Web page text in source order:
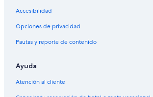
Accesibilidad
Opciones de privacidad
Pautas y reporte de contenido
Ayuda
Atención al cliente